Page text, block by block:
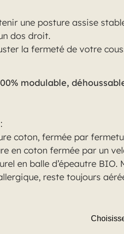
une posture assise
dos droit.
la fermeté de votre
modulable,
coton, fermée par
en coton fermée par un
en balle d’épeautre
reste toujours